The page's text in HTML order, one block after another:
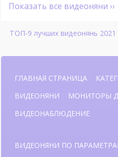
Показать все видеоняни ››
ТОП-9 лучших видеонянь 2021
ГЛАВНАЯ СТРАНИЦА
ВИДЕОНЯНИ
МОНИТОРЫ
ВИДЕОНАБЛЮДЕНИЕ
ВИДЕОНЯНИ ПО